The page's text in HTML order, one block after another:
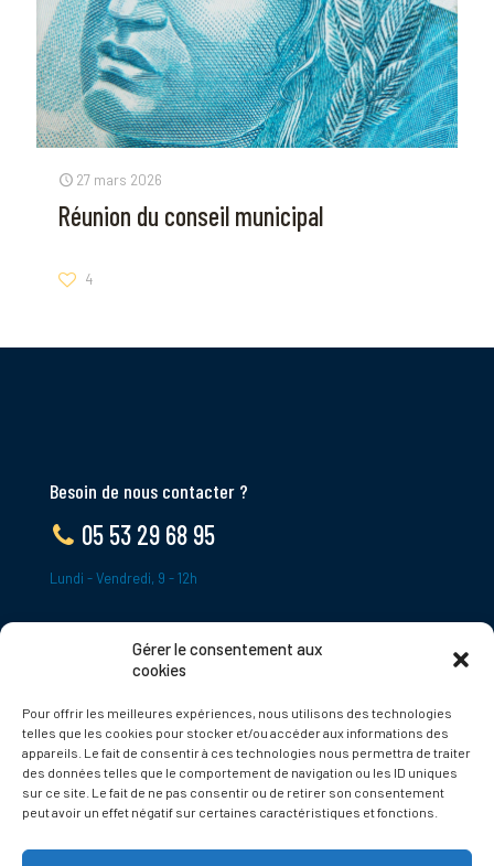
Gérer le consentement aux
cookies
Pour offrir les meilleures expériences, nous utilisons des technologies
telles que les cookies pour stocker et/ou accéder aux informations des
appareils. Le fait de consentir à ces technologies nous permettra de traiter
des données telles que le comportement de navigation ou les ID uniques
sur ce site. Le fait de ne pas consentir ou de retirer son consentement
peut avoir un effet négatif sur certaines caractéristiques et fonctions.
27 mars 2026
Réunion du conseil municipal
4
Besoin de nous contacter ?
05 53 29 68 95
Lundi - Vendredi, 9 - 12h
24620 Tamniès
France
Politique de cookies